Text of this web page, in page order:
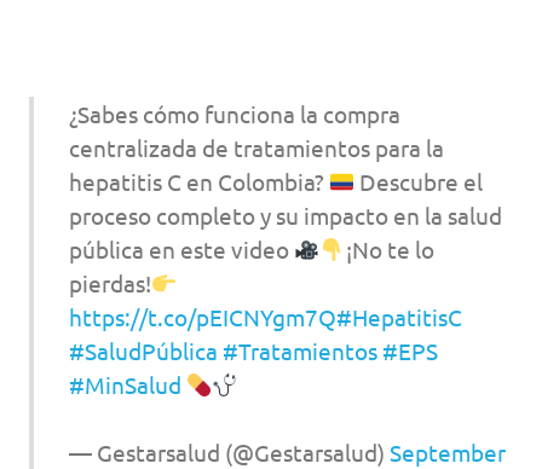
¿Sabes cómo funciona la compra
centralizada de tratamientos para la
hepatitis C en Colombia?
Descubre el
proceso completo y su impacto en la salud
pública en este video
¡No te lo
pierdas!
https://t.co/pEICNYgm7Q#HepatitisC
#SaludPública #Tratamientos #EPS
#MinSalud
— Gestarsalud (@Gestarsalud) September